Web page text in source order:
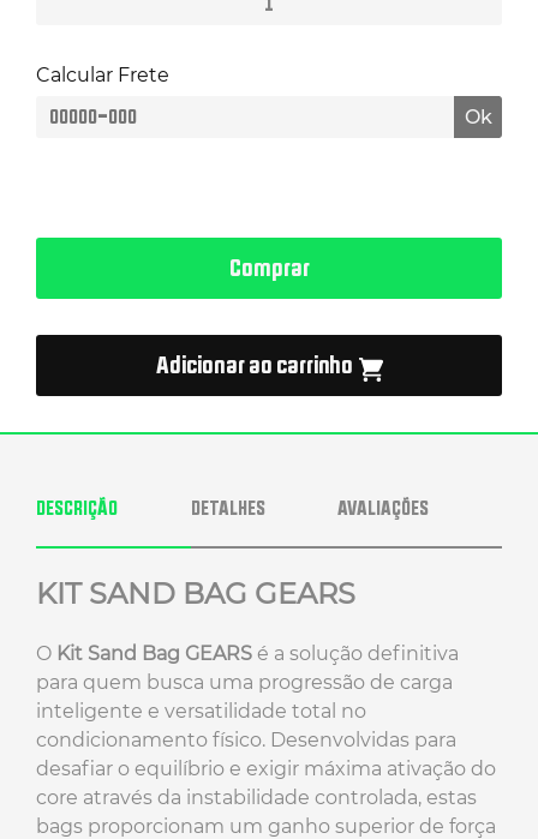
Calcular Frete
Ok
Comprar
Adicionar ao carrinho
DESCRIÇÃO DETALHES AVALIAÇÕES
KIT SAND BAG GEARS
O Kit Sand Bag GEARS é a solução definitiva
para quem busca uma progressão de carga
inteligente e versatilidade total no
condicionamento físico. Desenvolvidas para
desafiar o equilíbrio e exigir máxima ativação do
core através da instabilidade controlada, estas
bags proporcionam um ganho superior de força